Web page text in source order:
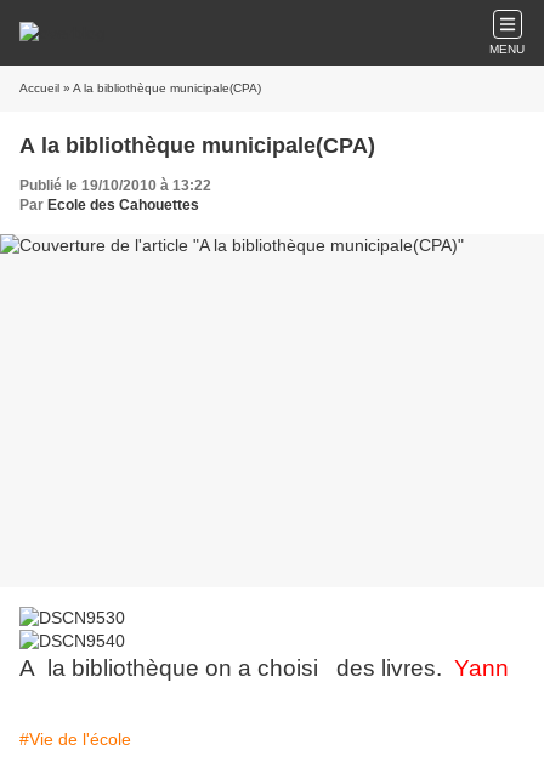
MENU
Accueil » A la bibliothèque municipale(CPA)
A la bibliothèque municipale(CPA)
Publié le 19/10/2010 à 13:22
Par Ecole des Cahouettes
A la bibliothèque on a choisi des livres. Yann
#Vie de l'école